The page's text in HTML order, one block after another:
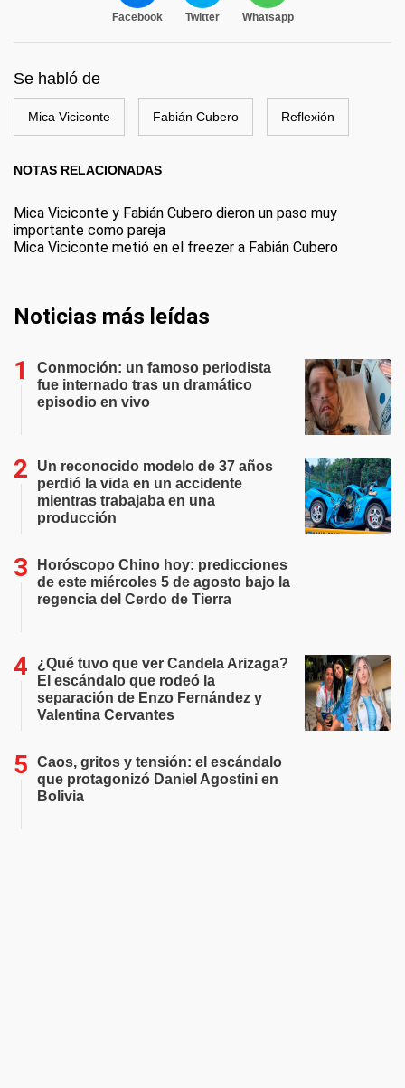
Facebook Twitter Whatsapp
Se habló de
Mica Viciconte Fabián Cubero Reflexión
NOTAS RELACIONADAS
Mica Viciconte y Fabián Cubero dieron un paso muy
importante como pareja
Mica Viciconte metió en el freezer a Fabián Cubero
Noticias más leídas
Conmoción: un famoso periodista
fue internado tras un dramático
episodio en vivo
Un reconocido modelo de 37 años
perdió la vida en un accidente
mientras trabajaba en una
producción
Horóscopo Chino hoy: predicciones
de este miércoles 5 de agosto bajo la
regencia del Cerdo de Tierra
¿Qué tuvo que ver Candela Arizaga?
El escándalo que rodeó la
separación de Enzo Fernández y
Valentina Cervantes
Caos, gritos y tensión: el escándalo
que protagonizó Daniel Agostini en
Bolivia